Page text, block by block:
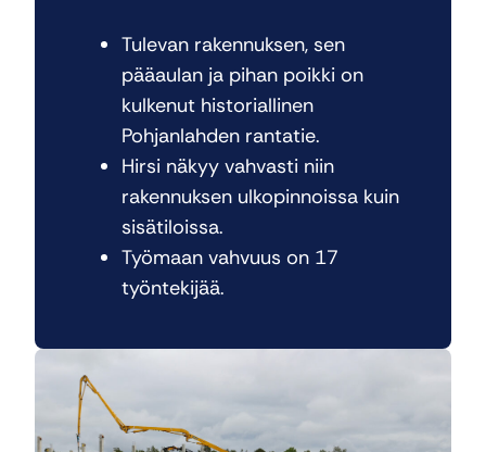
Tulevan rakennuksen, sen
pääaulan ja pihan poikki on
kulkenut historiallinen
Pohjanlahden rantatie.
Hirsi näkyy vahvasti niin
rakennuksen ulkopinnoissa kuin
sisätiloissa.
Työmaan vahvuus on 17
työntekijää.